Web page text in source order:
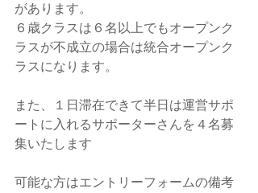
があります。
６歳クラスは６名以上でもオープンク
ラスが不成立の場合は統合オープンク
ラスになります。
また、１日滞在できて半日は運営サポ
ートに入れるサポーターさんを４名募
集いたします
可能な方はエントリーフォームの備考